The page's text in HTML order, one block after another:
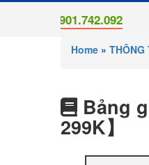
Home » THÔNG
Bảng
299K】